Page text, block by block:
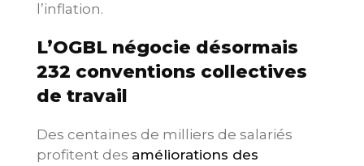
l’inflation.
L’OGBL négocie désormais
232 conventions collectives
de travail
Des centaines de milliers de salariés
profitent des améliorations des